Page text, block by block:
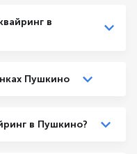
в
Пушкино
в Пушкино?